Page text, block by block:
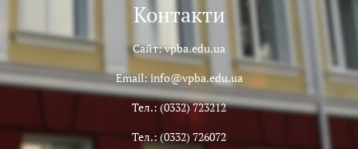
Контакти
Сайт: vpba.edu.ua
Email: info@vpba.edu.ua
Тел.: (0332) 723212
Тел.: (0332) 726072